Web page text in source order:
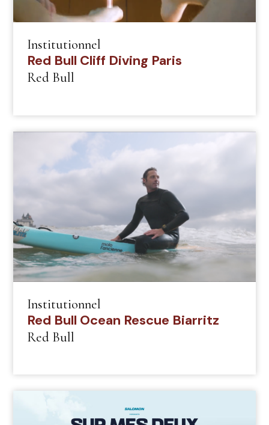
Institutionnel
Red Bull Cliff Diving Paris
Red Bull
Institutionnel
Red Bull Ocean Rescue Biarritz
Red Bull